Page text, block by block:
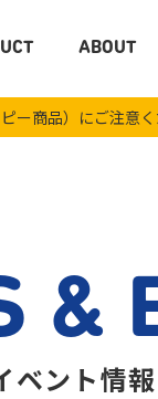
ー商品）にご注意
ABOUT
&
ベント情報